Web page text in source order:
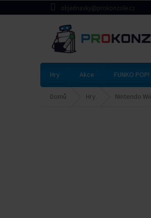
na
objednavky@prokonzole.cz
Hry Akce FUNKO POP!
Domů Hry Nintendo Wii